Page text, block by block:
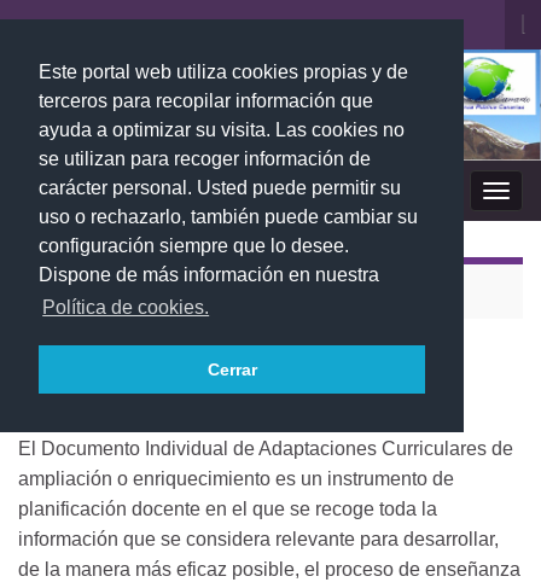
Este portal web utiliza cookies propias y de
terceros para recopilar información que
ayuda a optimizar su visita. Las cookies no
se utilizan para recoger información de
carácter personal. Usted puede permitir su
uso o rechazarlo, también puede cambiar su
configuración siempre que lo desee.
Dispone de más información en nuestra
Política de cookies.
Cerrar
el
de
Search for:
la
EL RINCÓN DEL CANARIO (2)
Volver a
AC de Enriquecimiento
El Documento Individual de Adaptaciones Curriculares de
ampliación o enriquecimiento es un instrumento de
planificación docente en el que se recoge toda la
información que se considera relevante para desarrollar,
de la manera más eficaz posible, el proceso de enseñanza